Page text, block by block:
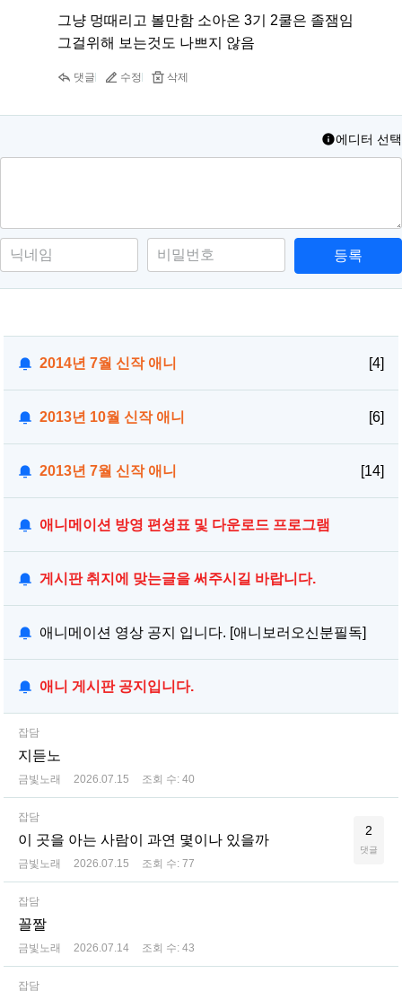
그냥 멍때리고 볼만함 소아온 3기 2쿨은 졸잼임
그걸위해 보는것도 나쁘지 않음
댓글 수정 삭제
에디터 선택
등록
2014년 7월 신작 애니 [4]
2013년 10월 신작 애니 [6]
2013년 7월 신작 애니 [14]
애니메이션 방영 편셩표 및 다운로드 프로그램
게시판 취지에 맞는글을 써주시길 바랍니다.
애니메이션 영상 공지 입니다. [애니보러오신분필독]
애니 게시판 공지입니다.
잡담
지듣노
금빛노래 2026.07.15 조회 수: 40
잡담
이 곳을 아는 사람이 과연 몇이나 있을까
금빛노래 2026.07.15 조회 수: 77
2
댓글
잡담
꼴짤
금빛노래 2026.07.14 조회 수: 43
잡담